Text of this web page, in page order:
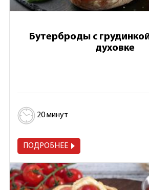
Бутерброды с
духовке
20 минут
ПОДРОБНЕЕ